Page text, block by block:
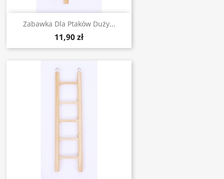
Zabawka Dla Ptaków Duży...
11,90 zł